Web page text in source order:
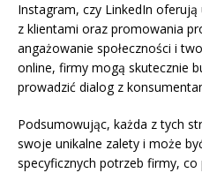
Instagram, czy LinkedIn
z klientami oraz promowania
angażowanie społeczności i
online, firmy mogą skutecznie
prowadzić dialog z
Podsumowując, każda z tych
swoje unikalne zalety i może
specyficznych potrzeb firmy,